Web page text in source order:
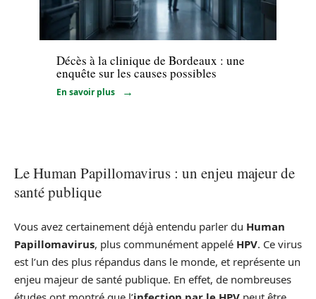
Santé
Décès à la clinique de Bordeaux : une
enquête sur les causes possibles
En savoir plus
Le Human Papillomavirus : un enjeu majeur de
santé publique
Vous avez certainement déjà entendu parler du Human
Papillomavirus, plus communément appelé HPV. Ce virus
est l’un des plus répandus dans le monde, et représente un
enjeu majeur de santé publique. En effet, de nombreuses